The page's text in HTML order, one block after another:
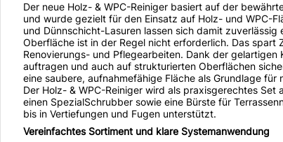
Der neue Holz- & WPC-Reiniger basiert auf der
und wurde gezielt für den Einsatz auf Holz- und WPC-
und Dünnschicht-Lasuren lassen sich damit
Oberfläche ist in der Regel nicht erforderlich. Das
Renovierungs- und Pflegearbeiten. Dank der gelartigen
auftragen und auch auf strukturierten Oberflächen
eine saubere, aufnahmefähige Fläche als Grundlage
Der Holz- & WPC-Reiniger wird als praxisgerechtes
einen SpezialSchrubber sowie eine Bürste für
bis in Vertiefungen und Fugen unterstützt.
Vereinfachtes Sortiment und klare Systemanwendung